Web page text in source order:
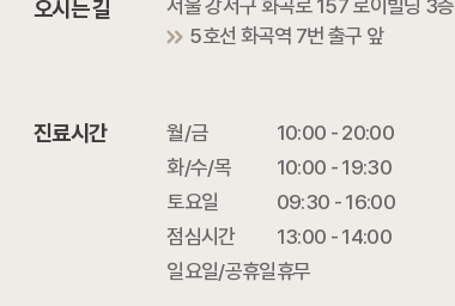
오시는 길
서울 강서구 화곡로 157 로이빌딩 3층
5호선 화곡역 7번 출구 앞
진료시간
월/금
화/수/목
토요일
점심시간
일요일/공휴일
10:00 - 20:00
10:00 - 19:30
09:30 - 16:00
13:00 - 14:00
휴무